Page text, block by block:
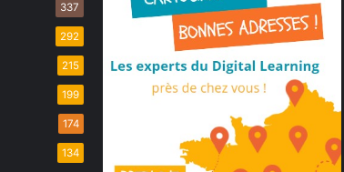
337
292
215
199
174
134